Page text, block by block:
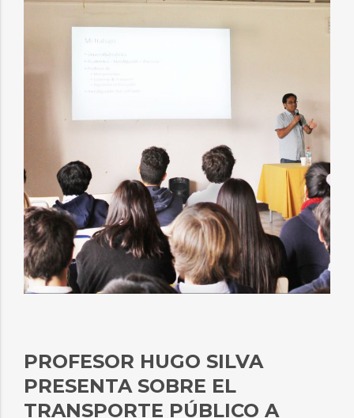
PROFESOR HUGO SILVA
PRESENTA SOBRE EL
TRANSPORTE PÚBLICO A